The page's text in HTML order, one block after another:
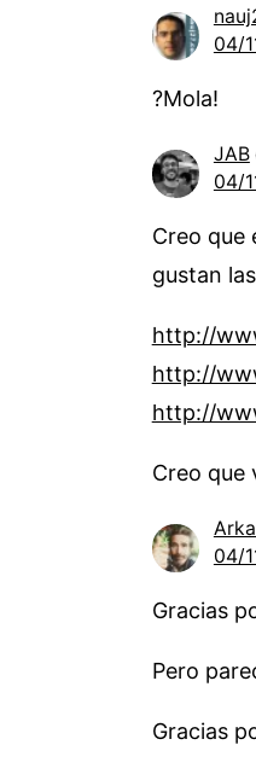
04/
?Mola!
JAB
04/
Creo que
gustan
http://
http://
http://
Creo que
04/
Gracias
Pero
Gracias